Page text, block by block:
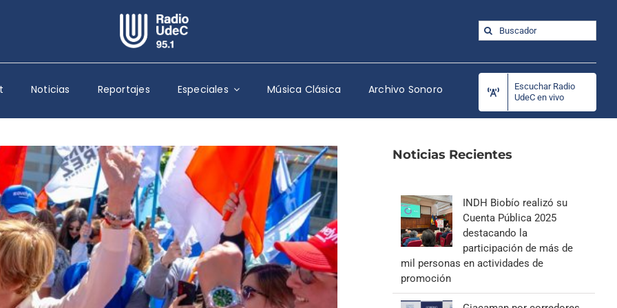
Escuchar Radio UdeC en vivo
Quiénes Somos
Programación
Podcast
Noticias
Reportajes
Columnas
Música Clásica
Especiales
Buscar:
Noticias Reportajes Especiales Música Clásica Archivo Sonoro
Escuchar Radio
UdeC en vivo
Noticias Recientes
INDH Biobío realizó su
Cuenta Pública 2025
destacando la
participación de más de
mil personas en actividades de
promoción